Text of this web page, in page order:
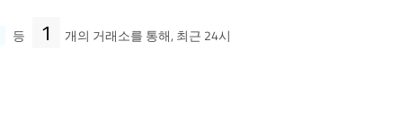
등 1 개의 거래소를 통해, 최근 24시